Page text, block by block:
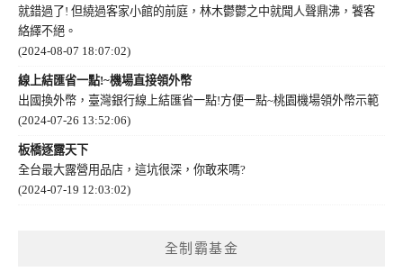
就錯過了! 但繞過客家小館的前庭，林木鬱鬱之中就聞人聲鼎沸，饕客
絡繹不絕。
(2024-08-07 18:07:02)
線上結匯省一點!~機場直接領外幣
出國換外幣，臺灣銀行線上結匯省一點!方便一點~桃園機場領外幣示範
(2024-07-26 13:52:06)
板橋逐露天下
全台最大露營用品店，這坑很深，你敢來嗎?
(2024-07-19 12:03:02)
全制霸基金